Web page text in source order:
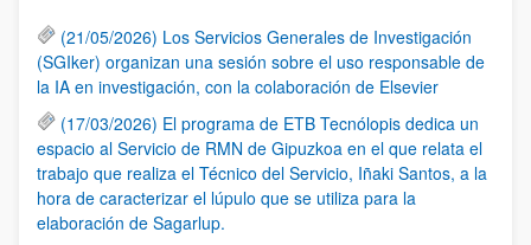
(21/05/2026) Los Servicios Generales de Investigación
(SGIker) organizan una sesión sobre el uso responsable de
la IA en investigación, con la colaboración de Elsevier
(17/03/2026) El programa de ETB Tecnólopis dedica un
espacio al Servicio de RMN de Gipuzkoa en el que relata el
trabajo que realiza el Técnico del Servicio, Iñaki Santos, a la
hora de caracterizar el lúpulo que se utiliza para la
elaboración de Sagarlup.